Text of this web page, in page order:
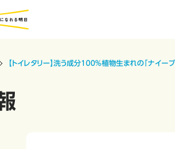
【トイレタリー】洗う成分１００％植物生まれの「ナイ